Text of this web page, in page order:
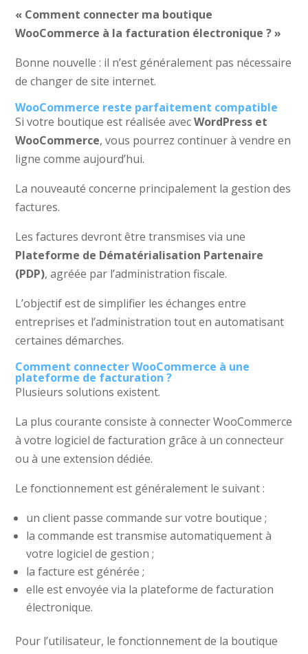
« Comment connecter ma boutique
WooCommerce à la facturation électronique ? »
Bonne nouvelle : il n’est généralement pas nécessaire
de changer de site internet.
WooCommerce reste parfaitement compatible
Si votre boutique est réalisée avecWordPress et
WooCommerce, vous pourrez continuer à vendre en
ligne comme aujourd’hui.
La nouveauté concerne principalement la gestion des
factures.
Les factures devront être transmises via une
Plateforme de Dématérialisation Partenaire
(PDP), agréée par l’administration fiscale.
L’objectif est de simplifier les échanges entre
entreprises et l’administration tout en automatisant
certaines démarches.
Comment connecter WooCommerce à une
plateforme de facturation ?
Plusieurs solutions existent.
La plus courante consiste à connecter WooCommerce
à votre logiciel de facturation grâce à un connecteur
ou à une extension dédiée.
Le fonctionnement est généralement le suivant :
un client passe commande sur votre boutique ;
la commande est transmise automatiquement à
votre logiciel de gestion ;
la facture est générée ;
elle est envoyée via la plateforme de facturation
électronique.
Pour l’utilisateur, le fonctionnement de la boutique